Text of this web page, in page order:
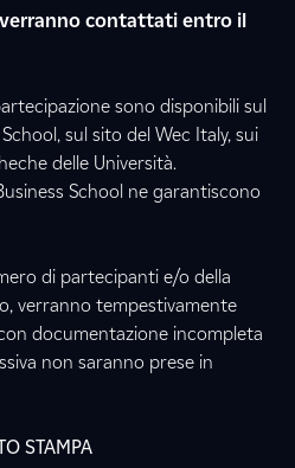
contattati entro il
sono disponibili sul
sul sito del Wec Italy, sui
delle Università.
School ne garantiscono
di partecipanti e/o della
verranno tempestivamente
documentazione incompleta
non saranno prese in
STAMPA